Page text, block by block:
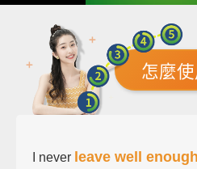
怎麼
I never leave well